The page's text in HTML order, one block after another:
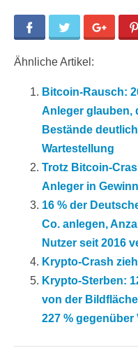
Facebook Twitter Google+
Ähnliche Artikel:
Bitcoin-Rausch:
Anleger glauben,
Bestände
Wartestellung
Trotz Bitcoin-
Anleger in
16 % der
Co. anlegen,
Nutzer seit 2016
Krypto-Crash
Krypto-Sterben:
von der
227 % gegenüber